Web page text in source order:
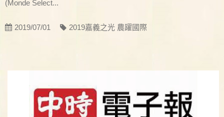
(Monde Select...
2019/07/01 2019嘉義之光 農躍國際